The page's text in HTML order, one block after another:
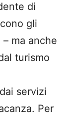
di
gli
ma anche
turismo
servizi
Per